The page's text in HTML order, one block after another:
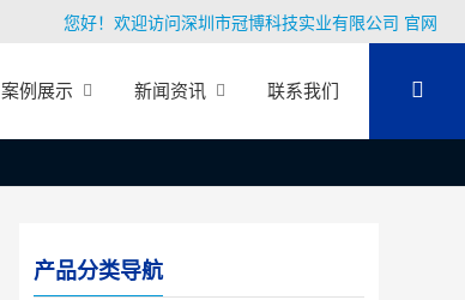
您好！欢迎访问深圳市冠博科技实业有限公司 官网
案例展示 新闻资讯 联系我们
产品分类导航